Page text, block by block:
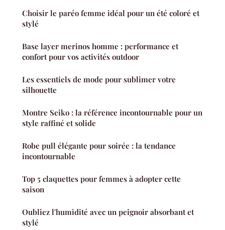
Choisir le paréo femme idéal pour un été coloré et
stylé
Base layer merinos homme : performance et
confort pour vos activités outdoor
Les essentiels de mode pour sublimer votre
silhouette
Montre Seiko : la référence incontournable pour un
style raffiné et solide
Robe pull élégante pour soirée : la tendance
incontournable
Top 5 claquettes pour femmes à adopter cette
saison
Oubliez l'humidité avec un peignoir absorbant et
stylé